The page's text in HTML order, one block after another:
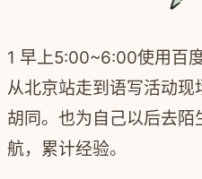
1 早上5:00~6:00使用百
从北京站走到语写活动
胡同。也为自己以后去陌
航，累计经验。